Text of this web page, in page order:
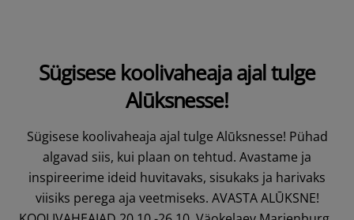
Sügisese koolivaheaja ajal tulge
Alūksnesse!
Sügisese koolivaheaja ajal tulge Alūksnesse! Pühad
algavad siis, kui plaan on tehtud. Avastame ja
inspireerime ideid huvitavaks, sisukaks ja harivaks
viisiks perega aja veetmiseks. AVASTA ALŪKSNE!